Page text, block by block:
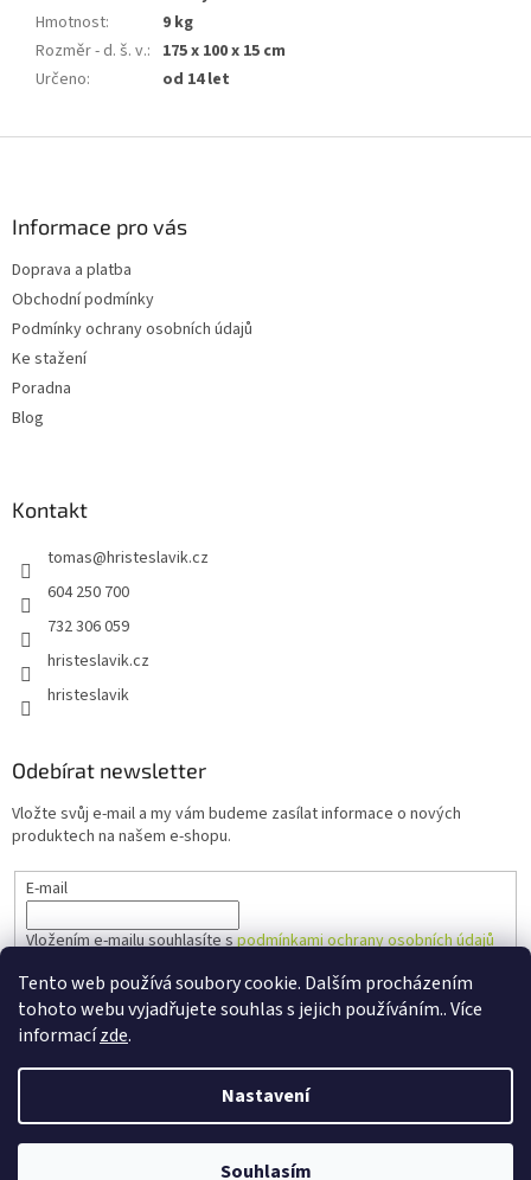
Tento web používá soubory cookie. Dalším procházením
tohoto webu vyjadřujete souhlas s jejich používáním.. Více
informacízde.
Nastavení
Souhlasím
Hmotnost:
9 kg
Rozměr - d. š. v.: 175 x 100 x 15 cm
Určeno: od 14 let
Informace pro vás
Doprava a platba
Obchodní podmínky
Podmínky ochrany osobních údajů
Ke stažení
Poradna
Blog
Kontakt
tomas@hristeslavik.cz
604 250 700
732 306 059
hristeslavik.cz
hristeslavik
Odebírat newsletter
Vložte svůj e-mail a my vám budeme zasílat informace o nových
produktech na našem e-shopu.
E-mail
Vložením e-mailu souhlasíte spodmínkami ochrany osobních údajů
PŘIHLÁSIT SE
Vytvořil Shoptet
Hřiště Slavík. Všechna práva vyhrazena.